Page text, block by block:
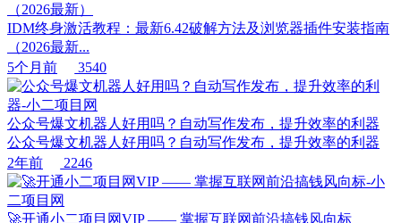
（2026最新）
IDM终身激活教程：最新6.42破解方法及浏览器插件安装指南
（2026最新...
5个月前
3540
公众号爆文机器人好用吗？自动写作发布，提升效率的利器
公众号爆文机器人好用吗？自动写作发布，提升效率的利器
2年前
2246
🚀开通小二项目网VIP —— 掌握互联网前沿搞钱风向标